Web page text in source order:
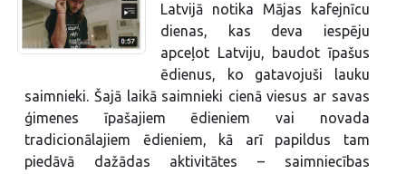
Latvijā notika Mājas kafejnīcu
dienas, kas deva iespēju
apceļot Latviju, baudot īpašus
ēdienus, ko gatavojuši lauku
saimnieki. Šajā laikā saimnieki cienā viesus ar savas
ģimenes īpašajiem ēdieniem vai novada
tradicionālajiem ēdieniem, kā arī papildus tam
piedāvā dažādas aktivitātes – saimniecības